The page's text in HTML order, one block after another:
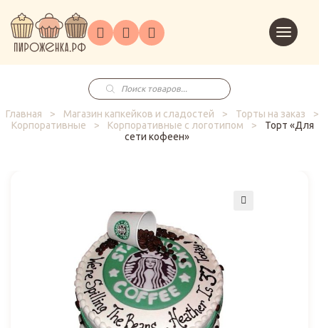
ГлавнаяКаталог
на
заказ
Праздники
Корпоративным
клиентам
в
корзину
Поиск
товаров
Главная
> Магазин капкейков и сладостей > Торты на заказ
>
Корпоративные
> Корпоративные с логотипом >
Торт «Для
сети кофеен»